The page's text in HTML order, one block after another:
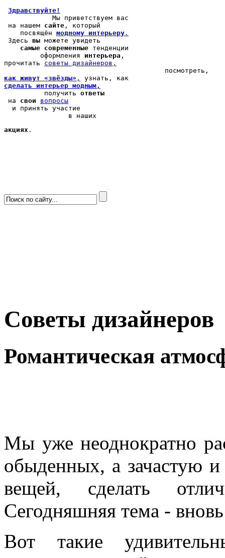
Здравствуйте!
            Мы
приветствуем вас
на нашем сайте , который
    посвящён
модному интерьеру .
Здесь вы можете увидеть
самые современные тенденции
         оформления
интерьера ,
прочитать cоветы дизайнеров,
как живут «звёзды» ,
сделать интерьер модным,
          получить
ответы
на свои
вопросы
  и принять участие
                в наших
акциях .
Советы дизайнеров
Романтическая
Мы уже неоднократно
обыденных, а зачастую
вещей, сделать
Сегодняшняя тема -
Вот такие